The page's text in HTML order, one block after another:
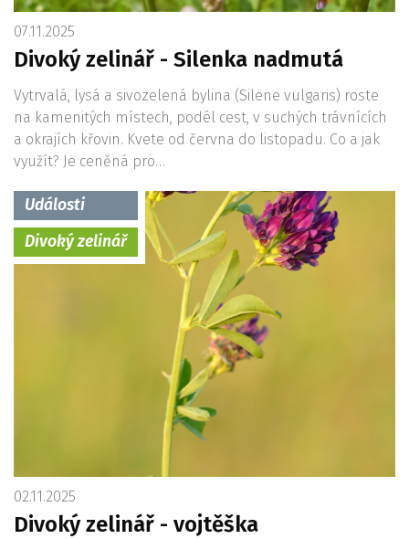
07.11.2025
Divoký zelinář - Silenka nadmutá
Vytrvalá, lysá a sivozelená bylina (Silene vulgaris) roste
na kamenitých místech, podél cest, v suchých trávnících
a okrajích křovin. Kvete od června do listopadu. Co a jak
využít? Je ceněná pro…
Události
Divoký zelinář
02.11.2025
Divoký zelinář - vojtěška